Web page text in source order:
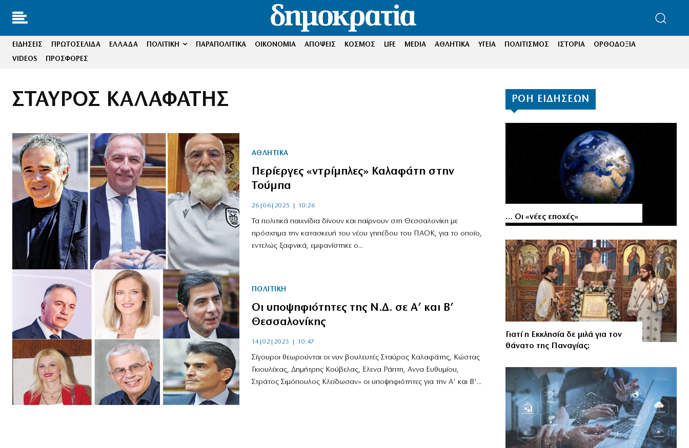
ΕΙΔΗΣΕΙΣ ΠΡΩΤΟΣΕΛΙΔΑ ΕΛΛΑΔΑ ΠΟΛΙΤΙΚΗ ΠΑΡΑΠΟΛΙΤΙΚΑ ΟΙΚΟΝΟΜΙΑ ΑΠΟΨΕΙΣ ΚΟΣΜΟΣ LIFE MEDIA ΑΘΛΗΤΙΚΑ ΥΓΕΙΑ ΠΟΛΙΤΙΣΜΟΣ ΙΣΤΟΡΙΑ
ΟΡΘΟΔΟΞΙΑ
VIDEOS
ΠΡΟΣΦΟΡΕΣ
ΣΤΑΥΡΟΣ ΚΑΛΑΦΑΤΗΣ
ΑΘΛΗΤΙΚΑ
Περίεργες «ντρίμπλες» Καλαφάτη στην
Τούμπα
26|06|2025 | 10:26
Τα πολιτικά παιχνίδια δίνουν και παίρνουν στη Θεσσαλονίκη με
πρόσχημα την κατασκευή του νέου γηπέδου του ΠΑΟΚ, για το οποίο,
εντελώς ξαφνικά, εμφανίστηκε ο...
ΠΟΛΙΤΙΚΗ
Οι υποψηφιότητες της Ν.Δ. σε Α’ και Β’
Θεσσαλονίκης
14|02|2023 | 10:47
Σίγουροι θεωρούνται οι νυν βουλευτές Σταύρος Καλαφάτης, Κώστας
Γκιουλέκας, Δημήτρης Κούβελας, Ελενα Ράπτη, Αννα Ευθυμίου,
Στράτος Σιμόπουλος Κλείδωσαν» οι υποψηφιότητες για την Α' και Β'...
ΡΟΗ ΕΙΔΗΣΕΩΝ
… Οι «νέες εποχές»
Γιατί η Εκκλησία δε μιλά για τον
θάνατο της Παναγίας;